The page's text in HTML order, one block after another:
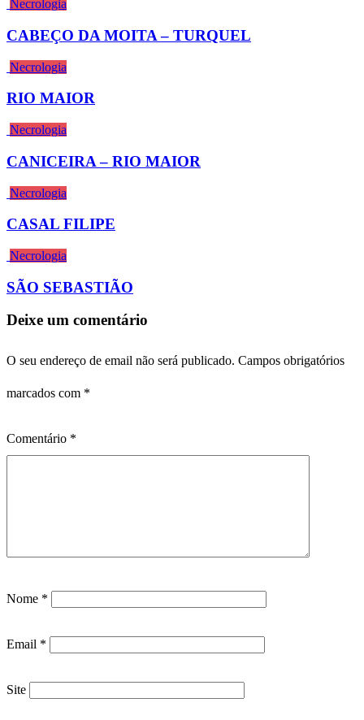
Necrologia
CABEÇO DA MOITA – TURQUEL
Necrologia
RIO MAIOR
Necrologia
CANICEIRA – RIO MAIOR
Necrologia
CASAL FILIPE
Necrologia
SÃO SEBASTIÃO
Deixe um comentário
O seu endereço de email não será publicado. Campos obrigatórios
marcados com *
Comentário *
Nome *
Email *
Site